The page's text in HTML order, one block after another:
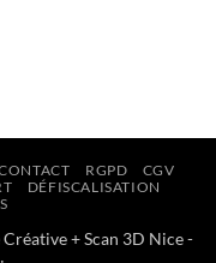
RGPD
CGV
DÉFISCALISATION
Créative+Scan 3D Nice-